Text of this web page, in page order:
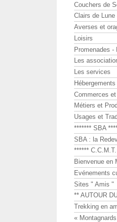
Couchers de
Clairs de Lune
Averses et
Loisirs
Promenades -
Les
Les services
Hébergements
Commerces
Métiers et
Usages et
******* SBA
SBA : la
******
Bienvenue en
Evénements
Sites " Amis "
** AUTOUR
Trekking en
«